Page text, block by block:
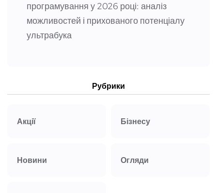
програмування у 2026 році: аналіз
можливостей і прихованого потенціалу
ультрабука
Рубрики
Акції Бізнесу
Новини Огляди